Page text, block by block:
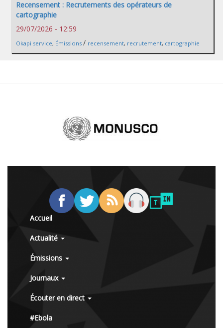
Recensement : Recrutements des opérateurs de
cartographie
29/07/2026 - 12:59
Okapi service, Émissions / recensement, recrutement, cartographie
Accueil
Actualité
Émissions
Journaux
Écouter en direct
#Ebola